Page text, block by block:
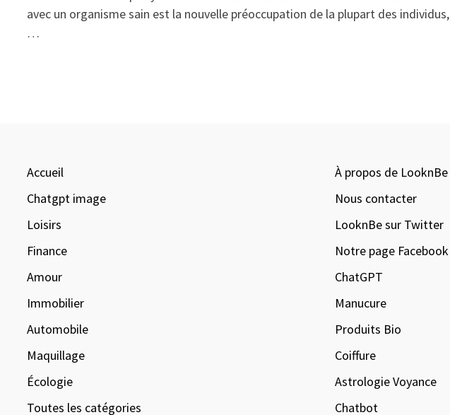
avec un organisme sain est la nouvelle préoccupation de la plupart des individus,
…
Accueil
Chatgpt image
Loisirs
Finance
Amour
Immobilier
Automobile
Maquillage
Écologie
Toutes les catégories
À propos de LooknBe
Nous contacter
LooknBe sur Twitter
Notre page Facebook
ChatGPT
Manucure
Produits Bio
Coiffure
Astrologie Voyance
Chatbot